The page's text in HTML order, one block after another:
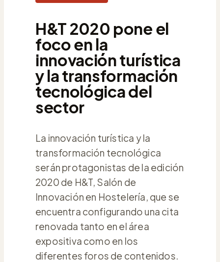
H&T 2020 pone el
foco en la
innovación turística
y la transformación
tecnológica del
sector
La innovación turística y la
transformación tecnológica
serán protagonistas de la edición
2020 de H&T, Salón de
Innovación en Hostelería, que se
encuentra configurando una cita
renovada tanto en el área
expositiva como en los
diferentes foros de contenidos.